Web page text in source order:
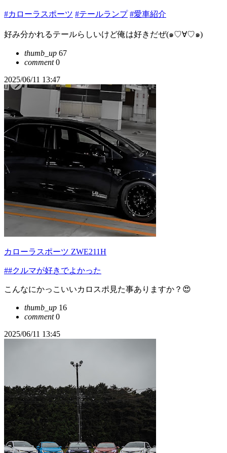
#カローラスポーツ #テールランプ #愛車紹介
好み分かれるテールらしいけど俺は好きだぜ(๑♡∀♡๑)
thumb_up 67
comment0
2025/06/11 13:47
カローラスポーツ ZWE211H
##クルマが好きでよかった
こんなにかっこいいカロスポ見た事ありますか？😍
thumb_up 16
comment0
2025/06/11 13:45